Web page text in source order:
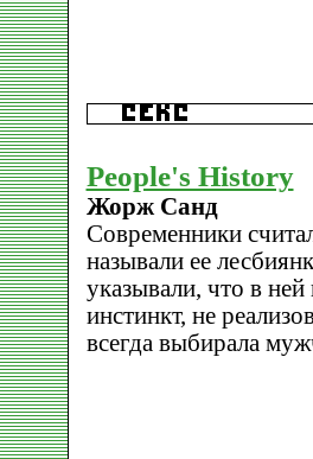
People's History
Жорж Санд
Современники
называли ее
указывали, что в
инстинкт, не
всегда выбирала